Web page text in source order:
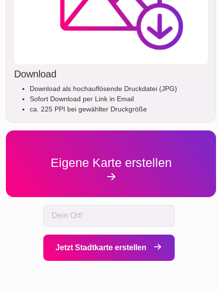
Download
Download als hochauflösende Druckdatei (JPG)
Sofort Download per Link in Email
ca. 225 PPI bei gewählter Druckgröße
Eigene Karte erstellen
Jetzt Stadtkarte erstellen